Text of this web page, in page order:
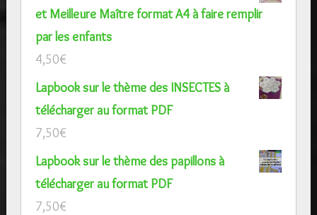
et Meilleure Maître format A4 à faire remplir
par les enfants
4,50€
Lapbook sur le thème des INSECTES à
télécharger au format PDF
7,50€
Lapbook sur le thème des papillons à
télécharger au format PDF
7,50€